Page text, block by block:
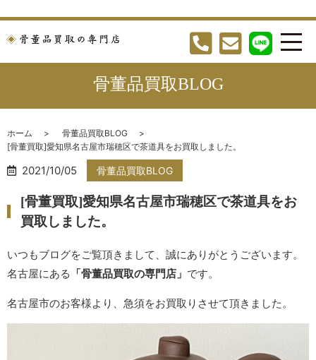
骨董品買取BLOG
ホーム
骨董品買取BLOG
[骨董買取]愛知県名古屋市瑞穂区で茶道具をお買取しました。
2021/10/05 骨董品買取BLOG
[骨董買取]愛知県名古屋市瑞穂区で茶道具をお
買取しました。
いつもブログをご覧頂きまして、誠にありがとうございます。
名古屋にある 「骨董品買取の専門店」 です。
名古屋市のお客様より、急須をお買取りさせて頂きました。